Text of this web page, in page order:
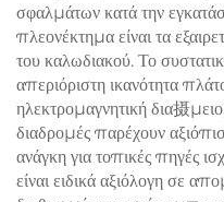
σφαλμάτων κατά την
πλεονέκτημα είναι τα
του καλωδιακού. Το
απεριόριστη ικανότητα
ηλεκτρομαγνητική δια摄
διαδρομές παρέχουν
ανάγκη για τοπικές πηγές
είναι ειδικά αξιόλογη σε